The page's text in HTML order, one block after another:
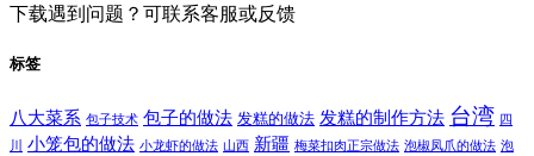
下载遇到问题？可联系客服或反馈
标签
八大菜系 包子技术 包子的做法 发糕的做法 发糕的制作方法 台湾 四
川
小笼包的做法 小龙虾的做法 山西 新疆 梅菜扣肉正宗做法 泡椒凤爪的做法 泡